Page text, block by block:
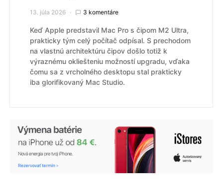
13. júla 2026 3 komentáre
Keď Apple predstavil Mac Pro s čipom M2 Ultra,
prakticky tým celý počítač odpísal. S prechodom
na vlastnú architektúru čipov došlo totiž k
výraznému okliešteniu možností upgradu, vďaka
čomu sa z vrcholného desktopu stal prakticky
iba glorifikovaný Mac Studio.